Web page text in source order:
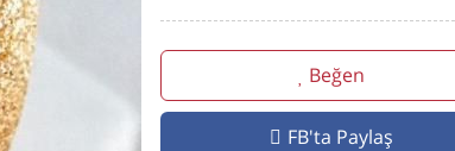
Beğen
FB'ta Paylaş